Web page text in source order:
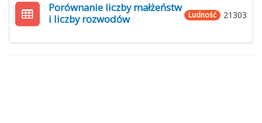
21303
Ludność
Porównanie liczby małżeństw
i liczby rozwodów